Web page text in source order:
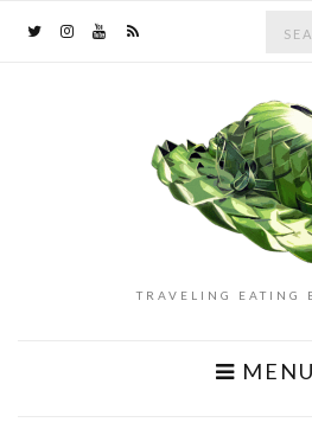
for:
TRAVELING EATING
MENU